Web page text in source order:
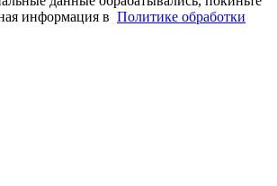
информация в Политике обработки